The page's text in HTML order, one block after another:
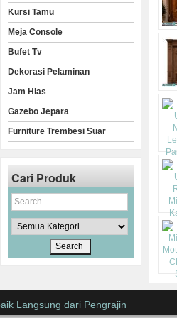
Kursi Tamu
Meja Console
Bufet Tv
Dekorasi Pelaminan
Jam Hias
Gazebo Jepara
Furniture Trembesi Suar
Cari Produk
Langsung dari Pengrajin